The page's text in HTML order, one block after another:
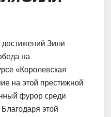
Зили
на
«Королевская
на этой престижной
фурор среди
этой